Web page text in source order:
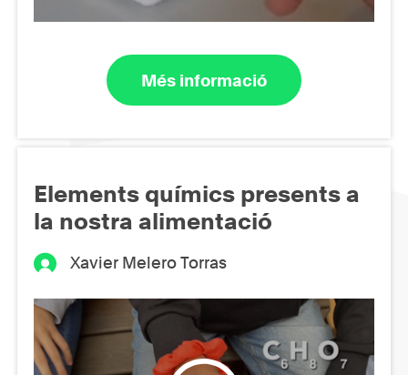
Més informació
Elements químics presents a
la nostra alimentació
Xavier Melero Torras